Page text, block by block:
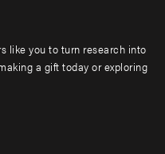
like you to turn research into
a gift today or exploring